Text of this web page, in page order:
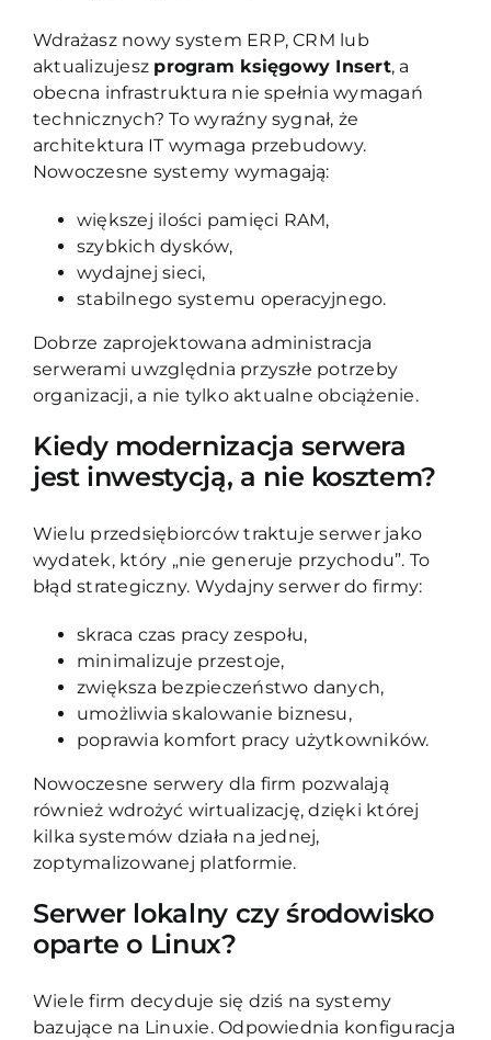
Wdrażasz nowy system ERP, CRM lub
aktualizujesz program księgowy Insert, a
obecna infrastruktura nie spełnia wymagań
technicznych? To wyraźny sygnał, że
architektura IT wymaga przebudowy.
Nowoczesne systemy wymagają:
większej ilości pamięci RAM,
szybkich dysków,
wydajnej sieci,
stabilnego systemu operacyjnego.
Dobrze zaprojektowana administracja
serwerami uwzględnia przyszłe potrzeby
organizacji, a nie tylko aktualne obciążenie.
Kiedy modernizacja serwera
jest inwestycją, a nie kosztem?
Wielu przedsiębiorców traktuje serwer jako
wydatek, który „nie generuje przychodu”. To
błąd strategiczny. Wydajny serwer do firmy:
skraca czas pracy zespołu,
minimalizuje przestoje,
zwiększa bezpieczeństwo danych,
umożliwia skalowanie biznesu,
poprawia komfort pracy użytkowników.
Nowoczesne serwery dla firm pozwalają
również wdrożyć wirtualizację, dzięki której
kilka systemów działa na jednej,
zoptymalizowanej platformie.
Serwer lokalny czy środowisko
oparte o Linux?
Wiele firm decyduje się dziś na systemy
bazujące na Linuxie. Odpowiednia konfiguracja